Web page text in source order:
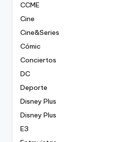
CCME
Cine
Cine&Series
Cómic
Conciertos
DC
Deporte
Disney Plus
Disney Plus
E3